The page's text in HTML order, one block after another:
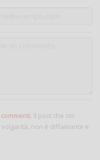
. Il post che sto
non è diffamante e